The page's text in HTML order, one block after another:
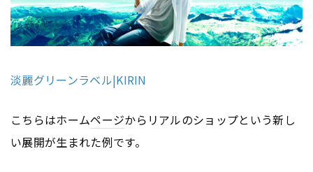
淡麗グリーンラベル|KIRIN
こちらはホームページからリアルのショップという新し
い展開が生まれた例です。